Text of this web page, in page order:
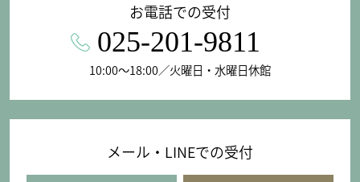
お電話での受付
025-201-9811
10:00〜18:00／火曜日・水曜日休館
メール・LINEでの受付